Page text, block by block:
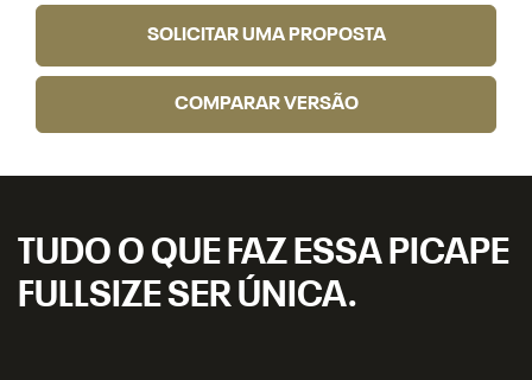
SOLICITAR UMA PROPOSTA
COMPARAR VERSÃO
TUDO O QUE FAZ ESSA PICAPE
FULLSIZE SER ÚNICA.